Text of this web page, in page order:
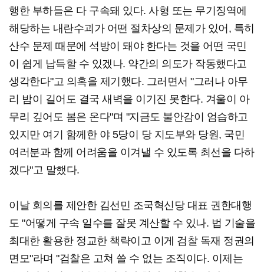
행한 부하들은 다 구속돼 있다. 사형 또는 무기징역에
해당하는 내란수괴가 어떤 절차상의 문제가 있어, 특히
산수 문제 때문에 석방이 돼야 한다는 것을 어떤 국민
이 쉽게 납득할 수 있겠나. 약간의 의도가 작동했다고
생각한다"고 의혹을 제기했다. 그러면서 "그러나 아무
리 밤이 길어도 결국 새벽을 이기진 못한다. 겨울이 아
무리 깊어도 봄은 온다"며 "지금도 불안감이 엄습하고
있지만 여기 함께한 야 5당이 당 지도부와 당원, 국민
여러분과 함께 어려움을 이겨낼 수 있도록 최선을 다하
겠다"고 말했다.
이날 회의를 제안한 김선민 조국혁신당 대표 권한대행
도 "어떻게 구속 일수를 잘못 계산할 수 있나. 법 기술을
최대한 활용한 정교한 책략이고 이게 검찰 독재 정권의
면모"라며 "검찰은 고쳐 쓸 수 없는 조직이다. 이제는